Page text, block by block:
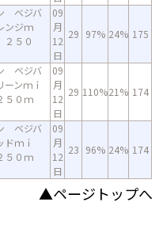
ベジバ
ンジｍ
５０
09
月
12
日
29 97% 24% 175
ベジバ
ーンｍｉ
０ｍ
09
月
12
日
29 110%21% 174
ベジバ
ドｍｉ
０ｍ
09
月
12
日
23 96% 24% 174
▲ページトップへ